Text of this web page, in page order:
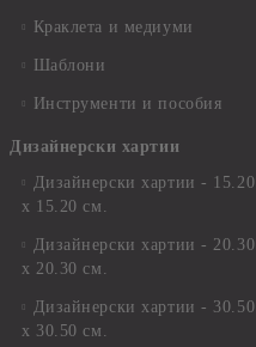
Краклета и медиуми
Шаблони
Инструменти и пособия
Дизайнерски хартии
Дизайнерски хартии - 15.20
х 15.20 см.
Дизайнерски хартии - 20.30
х 20.30 см.
Дизайнерски хартии - 30.50
х 30.50 см.